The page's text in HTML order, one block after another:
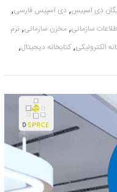
دی اسپیس, دی اسپیس فارسی,
سازمانی, مخزن سازمانی, نرم
الکترونیکی, کتابخانه دیجیتال,